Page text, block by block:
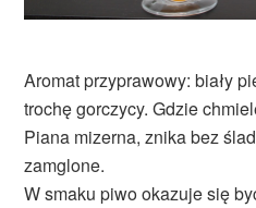
Aromat przyprawowy: biały
trochę gorczycy. Gdzie
Piana mizerna, znika bez
zamglone.
W smaku piwo okazuje się